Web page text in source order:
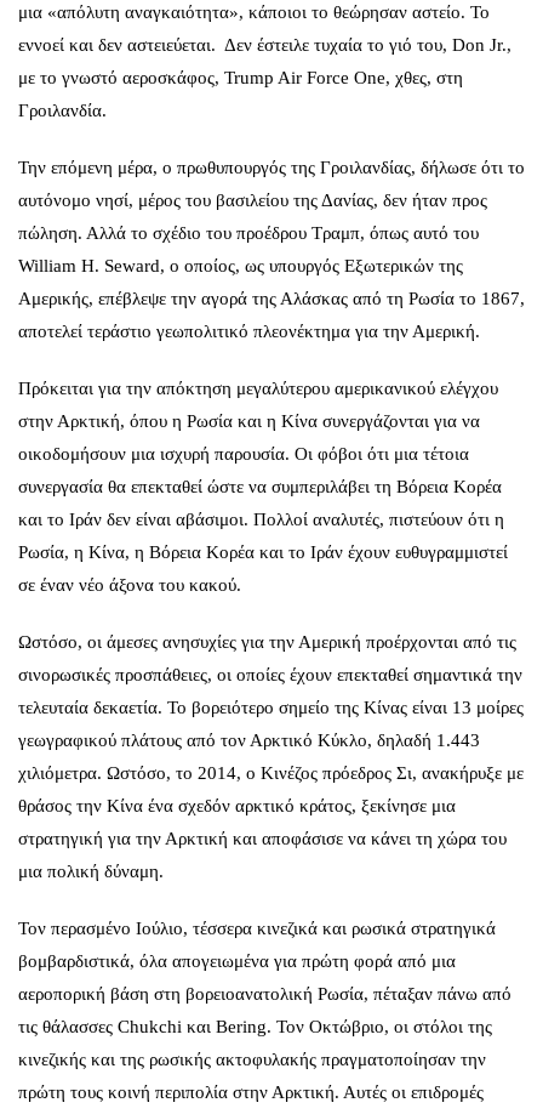
μια «απόλυτη αναγκαιότητα», κάποιοι το θεώρησαν αστείο. Το
εννοεί και δεν αστειεύεται. Δεν έστειλε τυχαία το γιό του, Don Jr.,
με το γνωστό αεροσκάφος, Trump Air Force One, χθες, στη
Γροιλανδία.
Την επόμενη μέρα, ο πρωθυπουργός της Γροιλανδίας, δήλωσε ότι το
αυτόνομο νησί, μέρος του βασιλείου της Δανίας, δεν ήταν προς
πώληση. Αλλά το σχέδιο του προέδρου Τραμπ, όπως αυτό του
William H. Seward, ο οποίος, ως υπουργός Εξωτερικών της
Αμερικής, επέβλεψε την αγορά της Αλάσκας από τη Ρωσία το 1867,
αποτελεί τεράστιο γεωπολιτικό πλεονέκτημα για την Αμερική.
Πρόκειται για την απόκτηση μεγαλύτερου αμερικανικού ελέγχου
στην Αρκτική, όπου η Ρωσία και η Κίνα συνεργάζονται για να
οικοδομήσουν μια ισχυρή παρουσία. Οι φόβοι ότι μια τέτοια
συνεργασία θα επεκταθεί ώστε να συμπεριλάβει τη Βόρεια Κορέα
και το Ιράν δεν είναι αβάσιμοι. Πολλοί αναλυτές, πιστεύουν ότι η
Ρωσία, η Κίνα, η Βόρεια Κορέα και το Ιράν έχουν ευθυγραμμιστεί
σε έναν νέο άξονα του κακού.
Ωστόσο, οι άμεσες ανησυχίες για την Αμερική προέρχονται από τις
σινορωσικές προσπάθειες, οι οποίες έχουν επεκταθεί σημαντικά την
τελευταία δεκαετία. Το βορειότερο σημείο της Κίνας είναι 13 μοίρες
γεωγραφικού πλάτους από τον Αρκτικό Κύκλο, δηλαδή 1.443
χιλιόμετρα. Ωστόσο, το 2014, ο Κινέζος πρόεδρος Σι, ανακήρυξε με
θράσος την Κίνα ένα σχεδόν αρκτικό κράτος, ξεκίνησε μια
στρατηγική για την Αρκτική και αποφάσισε να κάνει τη χώρα του
μια πολική δύναμη.
Τον περασμένο Ιούλιο, τέσσερα κινεζικά και ρωσικά στρατηγικά
βομβαρδιστικά, όλα απογειωμένα για πρώτη φορά από μια
αεροπορική βάση στη βορειοανατολική Ρωσία, πέταξαν πάνω από
τις θάλασσες Chukchi και Bering. Τον Οκτώβριο, οι στόλοι της
κινεζικής και της ρωσικής ακτοφυλακής πραγματοποίησαν την
πρώτη τους κοινή περιπολία στην Αρκτική. Αυτές οι επιδρομές